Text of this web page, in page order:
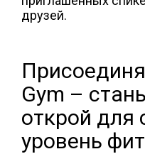
друзей.
Gym –
открой для
уровень